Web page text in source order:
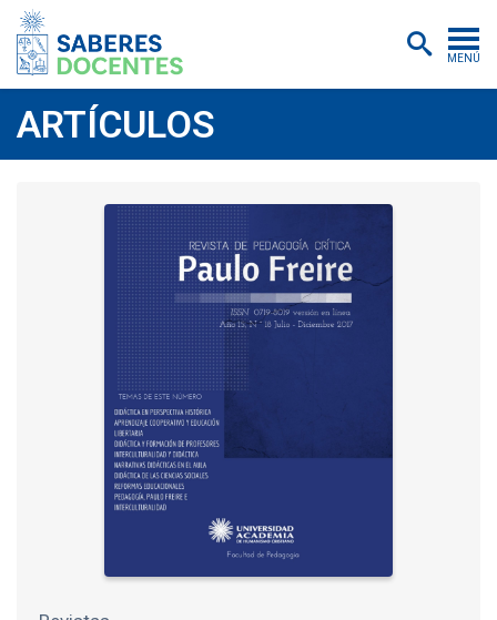
MENÚ
Postítulos y diplomados
Asistencias educativas
Investigación
Publicaciones
Quiénes somos
Inscripciones
Certificados digitales
Aulas virtuales
ARTÍCULOS